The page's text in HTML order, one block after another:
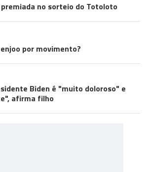
premiada no sorteio do Totoloto
por movimento?
Biden é "muito doloroso" e
afirma filho